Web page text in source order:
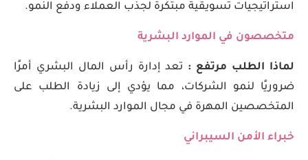
استراتيجيات تسويقية مبتكرة لجذب العملاء ودفع النمو.
متخصصون في الموارد البشرية
لماذا الطلب مرتفع : تعد إدارة رأس المال البشري أمرًا
ضروريًا لنمو الشركات، مما يؤدي إلى زيادة الطلب على
المتخصصين المهرة في مجال الموارد البشرية.
خبراء الأمن السيبراني